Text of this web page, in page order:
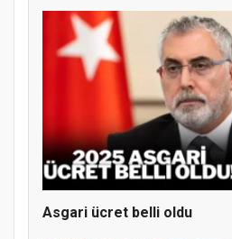
Asgari ücret belli oldu